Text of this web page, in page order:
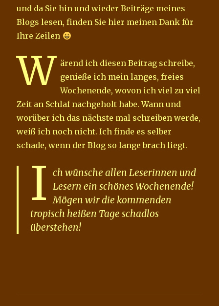
und da Sie hin und wieder Beiträge meines
Blogs lesen, finden Sie hier meinen Dank für
Ihre Zeilen
W ärend ich diesen Beitrag schreibe,
genieße ich mein langes, freies
Wochenende, wovon ich viel zu viel
Zeit an Schlaf nachgeholt habe. Wann und
worüber ich das nächste mal schreiben werde,
weiß ich noch nicht. Ich finde es selber
schade, wenn der Blog so lange brach liegt.
I ch wünsche allen Leserinnen und
Lesern ein schönes Wochenende!
Mögen wir die kommenden
tropisch heißen Tage schadlos
überstehen!